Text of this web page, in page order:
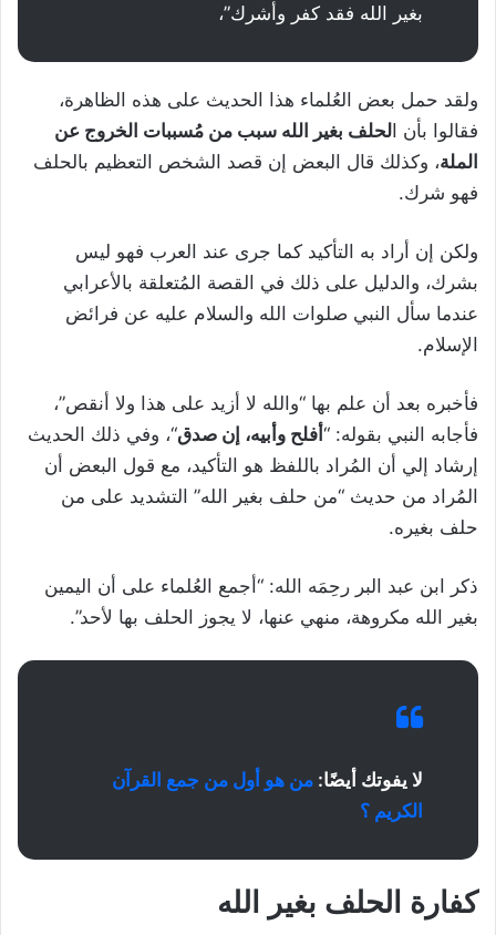
بغير الله فقد كفر وأشرك”،
ولقد حمل بعض العُلماء هذا الحديث على هذه الظاهرة،
فقالوا بأن الحلف بغير الله سبب من مُسببات الخروج عن
الملة، وكذلك قال البعض إن قصد الشخص التعظيم بالحلف
فهو شرك.
ولكن إن أراد به التأكيد كما جرى عند العرب فهو ليس
بشرك، والدليل على ذلك في القصة المُتعلقة بالأعرابي
عندما سأل النبي صلوات الله والسلام عليه عن فرائض
الإسلام.
فأخبره بعد أن علم بها “والله لا أزيد على هذا ولا أنقص”،
فأجابه النبي بقوله: “أفلح وأبيه، إن صدق“، وفي ذلك الحديث
إرشاد إلي أن المُراد باللفظ هو التأكيد، مع قول البعض أن
المُراد من حديث “من حلف بغير الله” التشديد على من
حلف بغيره.
ذكر ابن عبد البر رحِمَه الله: “أجمع العُلماء على أن اليمين
بغير الله مكروهة، منهي عنها، لا يجوز الحلف بها لأحد”.
لا يفوتك أيضًا: من هو أول من جمع القرآن
الكريم ؟
كفارة الحلف بغير الله